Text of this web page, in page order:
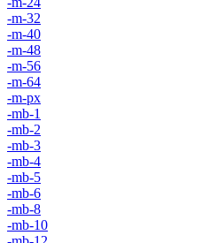
-m-32
-m-40
-m-48
-m-56
-m-64
-m-px
-mb-1
-mb-2
-mb-3
-mb-4
-mb-5
-mb-6
-mb-8
-mb-10